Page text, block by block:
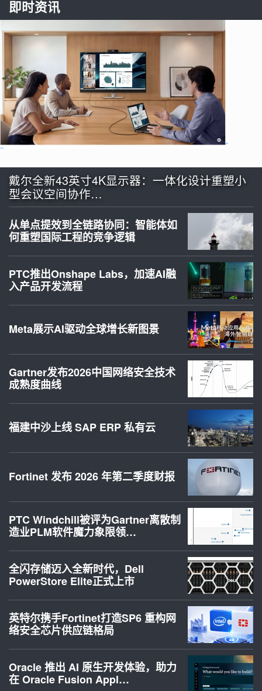
即时资讯
戴尔全新43英寸4K显示器：一体化设计重塑小
型会议空间协作…
从单点提效到全链路协同：智能体如
何重塑国际工程的竞争逻辑
PTC推出Onshape Labs，加速AI融
入产品开发流程
Meta展示AI驱动全球增长新图景
Gartner发布2026中国网络安全技术
成熟度曲线
福建中沙上线 SAP ERP 私有云
Fortinet 发布 2026 年第二季度财报
PTC Windchill被评为Gartner离散制
造业PLM软件魔力象限领…
全闪存储迈入全新时代，Dell
PowerStore Elite正式上市
英特尔携手Fortinet打造SP6 重构网
络安全芯片供应链格局
Oracle 推出 AI 原生开发体验，助力
在 Oracle Fusion Appl…